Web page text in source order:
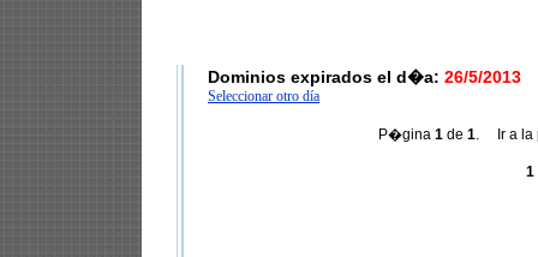
Dominios expirados el d�a: 26/5/2013
Seleccionar otro día
P�gina 1 de 1. Ir a la
1